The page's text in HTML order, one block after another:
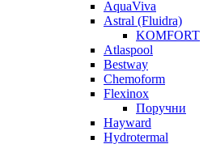
AquaViva
Astral (Fluidra)
KOMFORT
Atlaspool
Bestway
Chemoform
Flexinox
Поручни
Hayward
Hydrotermal